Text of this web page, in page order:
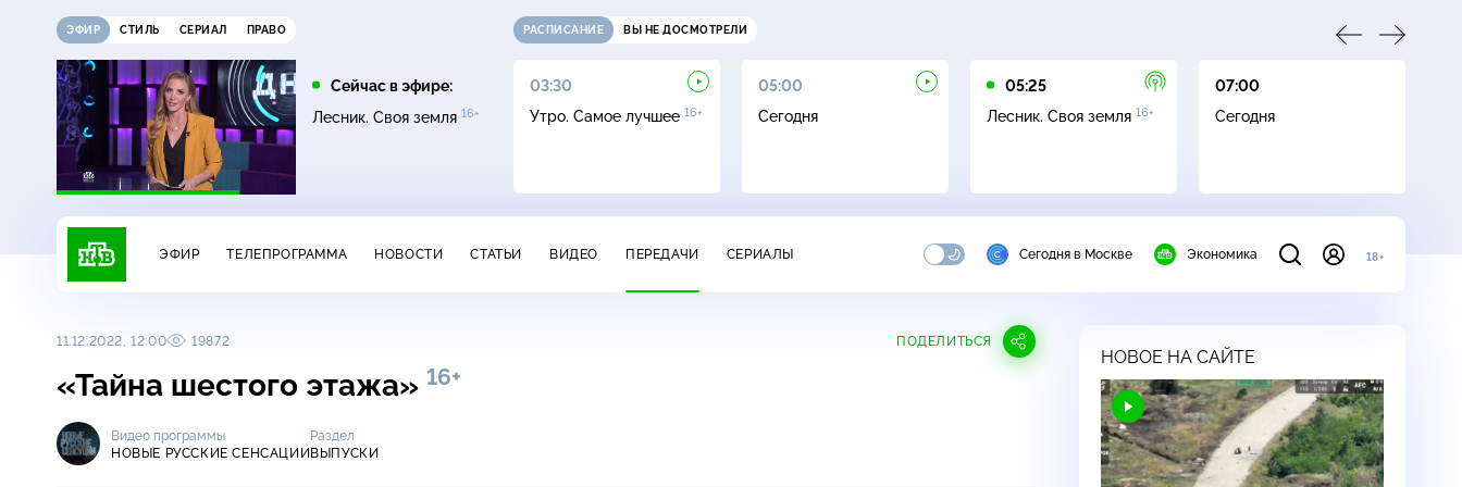
ЭФИР СТИЛЬ СЕРИАЛ ПРАВО
Сейчас в эфире:
Лесник. Своя земля 16+
РАСПИСАНИЕ ВЫ НЕ ДОСМОТРЕЛИ
22:35
Темная лошадка16+
01:45
Лесник. Своя земля16+
03:30
Утро. Самое лучшее 16+
05:00
Сегодня
05:25
Лесник. Своя земля 16+
07:00
Сегодня
ЭФИР ТЕЛЕПРОГРАММА НОВОСТИ СТАТЬИ ВИДЕО ПЕРЕДАЧИ СЕРИАЛЫ Сегодня в Москве Экономика 18+
11.12.2022, 12:00 19872 ПОДЕЛИТЬСЯ
«Тайна шестого этажа» 16+
Видео программы
НОВЫЕ РУССКИЕ СЕНСАЦИИ
Раздел
ВЫПУСКИ
НОВОЕ НА САЙТЕ